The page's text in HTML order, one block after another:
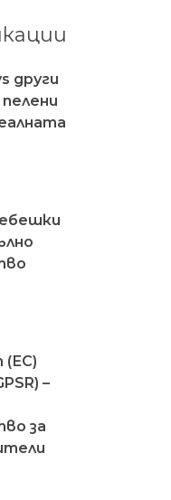
други
(ЕС)
–
за